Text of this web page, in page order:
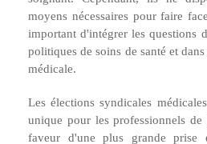
moyens nécessaires pour faire
important d'intégrer les questions
politiques de soins de santé et
médicale.
Les élections syndicales
unique pour les professionnels de
faveur d'une plus grande prise